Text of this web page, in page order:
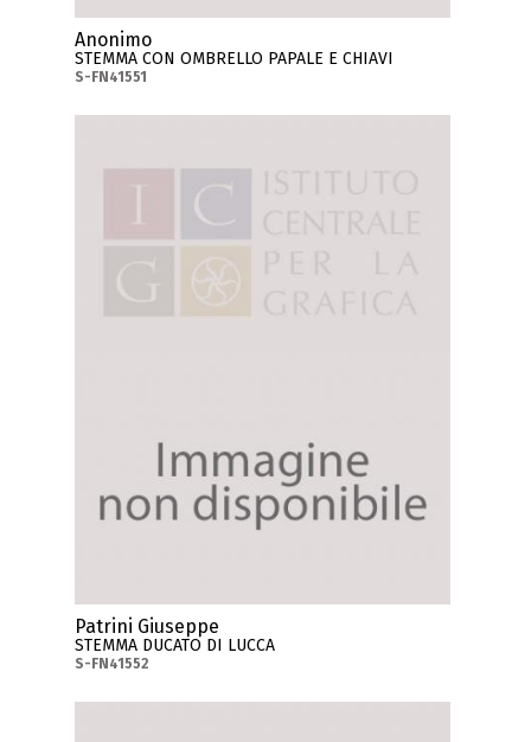
Anonimo
STEMMA CON OMBRELLO PAPALE E CHIAVI
S-FN41551
Patrini Giuseppe
STEMMA DUCATO DI LUCCA
S-FN41552